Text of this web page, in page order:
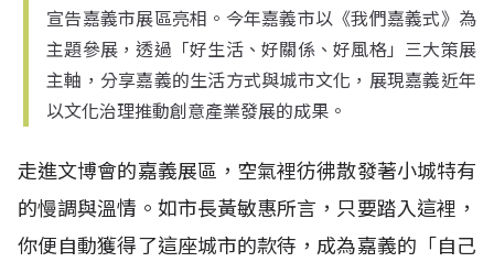
宣告嘉義市展區亮相。今年嘉義市以《我們嘉義式》為
主題參展，透過「好生活、好關係、好風格」三大策展
主軸，分享嘉義的生活方式與城市文化，展現嘉義近年
以文化治理推動創意產業發展的成果。
走進文博會的嘉義展區，空氣裡彷彿散發著小城特有
的慢調與溫情。如市長黃敏惠所言，只要踏入這裡，
你便自動獲得了這座城市的款待，成為嘉義的「自己